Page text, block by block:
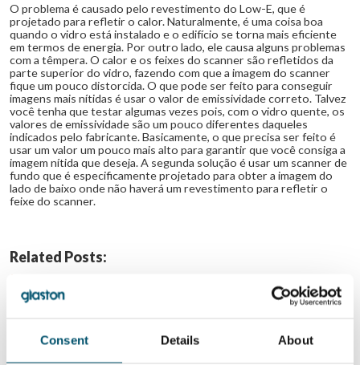
Consent Details About
O problema é causado pelo revestimento do Low-E, que é
projetado para refletir o calor. Naturalmente, é uma coisa boa
quando o vidro está instalado e o edifício se torna mais eficiente
em termos de energia. Por outro lado, ele causa alguns problemas
com a têmpera. O calor e os feixes do scanner são refletidos da
parte superior do vidro, fazendo com que a imagem do scanner
fique um pouco distorcida. O que pode ser feito para conseguir
imagens mais nítidas é usar o valor de emissividade correto. Talvez
você tenha que testar algumas vezes pois, com o vidro quente, os
valores de emissividade são um pouco diferentes daqueles
indicados pelo fabricante. Basicamente, o que precisa ser feito é
usar um valor um pouco mais alto para garantir que você consiga a
imagem nítida que deseja. A segunda solução é usar um scanner de
fundo que é especificamente projetado para obter a imagem do
lado de baixo onde não haverá um revestimento para refletir o
feixe do scanner.
Related Posts:
Episode 33: Is
there any way to
loading delay?